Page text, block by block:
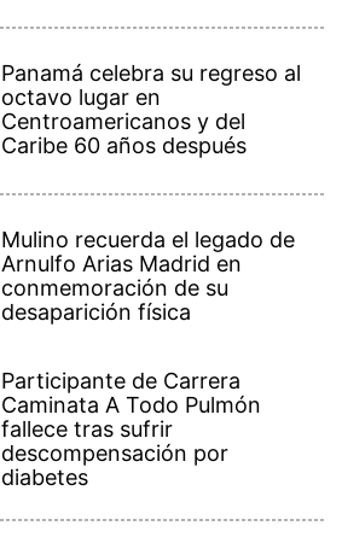
Panamá celebra su regreso al
octavo lugar en
Centroamericanos y del
Caribe 60 años después
Mulino recuerda el legado de
Arnulfo Arias Madrid en
conmemoración de su
desaparición física
Participante de Carrera
Caminata A Todo Pulmón
fallece tras sufrir
descompensación por
diabetes